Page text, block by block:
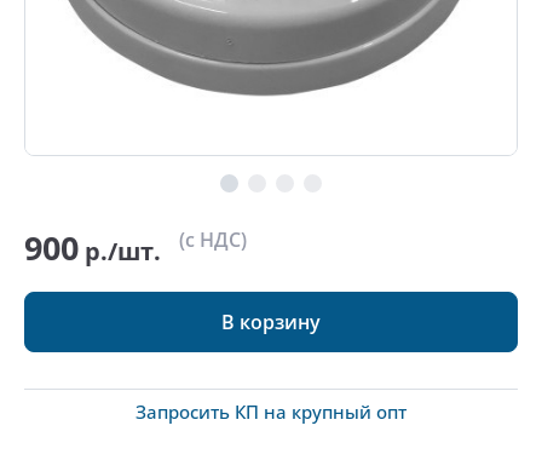
900 р./шт. (с НДС)
В корзину
Запросить КП на крупный опт